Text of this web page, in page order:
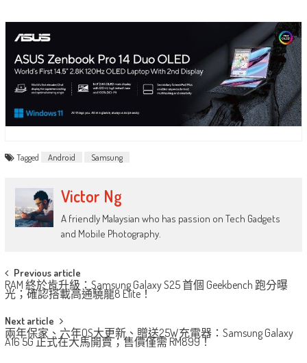
Tagged Android Samsung
Victor Ng
A friendly Malaysian who has passion on Tech Gadgets
and Mobile Photography.
Post
navigation
Previous article
RAM 終於肯升級：Samsung Galaxy S25 首個 Geekbench 跑分曝
光；確認搭載高通驍龍8 Elite！
Next article
兩年保家、六年OS大更新、贈送25W充電器：Samsung Galaxy
A16 5G 正式在大馬開賣；售價僅需 RM899！